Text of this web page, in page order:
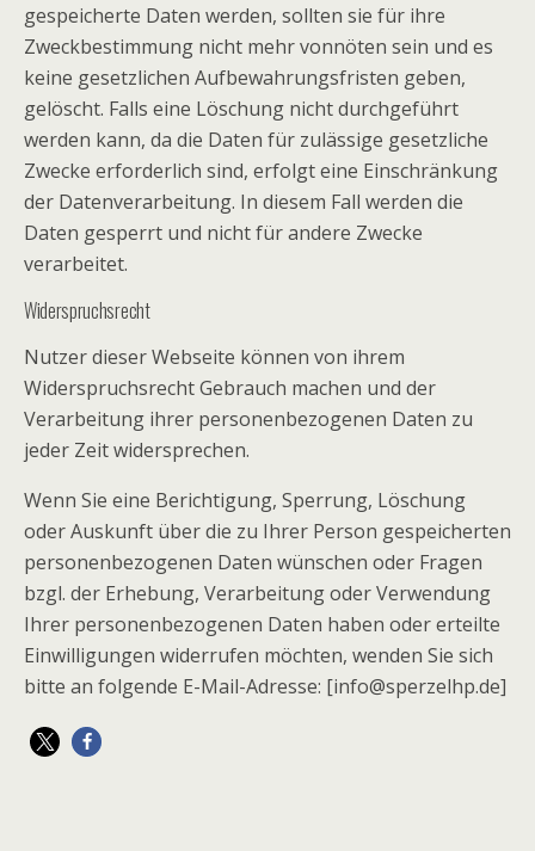
gespeicherte Daten werden, sollten sie für ihre
Zweckbestimmung nicht mehr vonnöten sein und es
keine gesetzlichen Aufbewahrungsfristen geben,
gelöscht. Falls eine Löschung nicht durchgeführt
werden kann, da die Daten für zulässige gesetzliche
Zwecke erforderlich sind, erfolgt eine Einschränkung
der Datenverarbeitung. In diesem Fall werden die
Daten gesperrt und nicht für andere Zwecke
verarbeitet.
Widerspruchsrecht
Nutzer dieser Webseite können von ihrem
Widerspruchsrecht Gebrauch machen und der
Verarbeitung ihrer personenbezogenen Daten zu
jeder Zeit widersprechen.
Wenn Sie eine Berichtigung, Sperrung, Löschung
oder Auskunft über die zu Ihrer Person gespeicherten
personenbezogenen Daten wünschen oder Fragen
bzgl. der Erhebung, Verarbeitung oder Verwendung
Ihrer personenbezogenen Daten haben oder erteilte
Einwilligungen widerrufen möchten, wenden Sie sich
bitte an folgende E-Mail-Adresse: [info@sperzelhp.de]